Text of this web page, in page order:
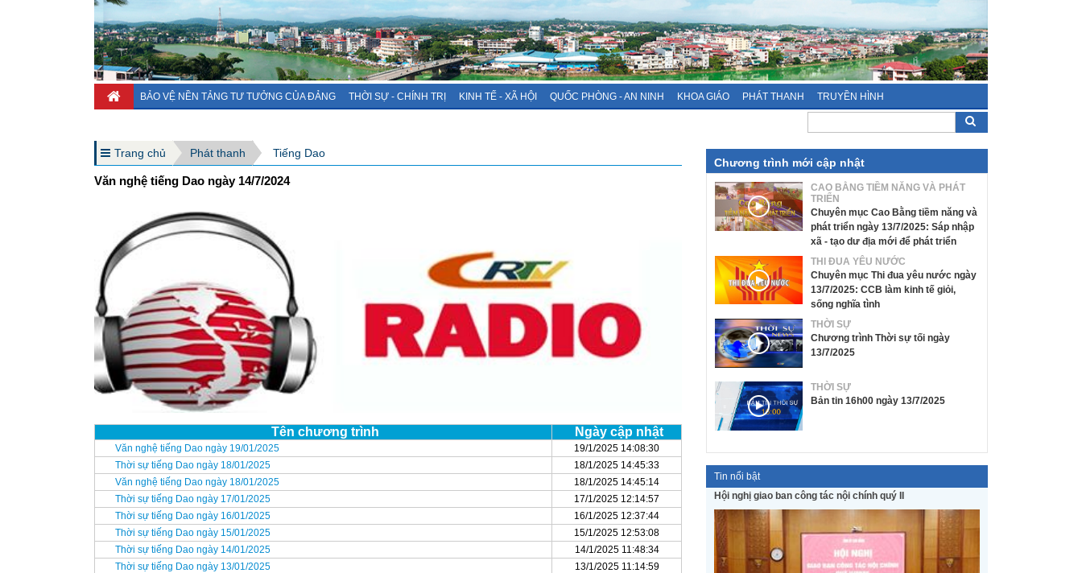
BẢO VỆ NỀN TẢNG TƯ TƯỞNG CỦA ĐẢNG THỜI SỰ - CHÍNH TRỊ KINH TẾ - XÃ HỘI QUỐC PHÒNG - AN NINH KHOA GIÁO PHÁT THANH TRUYỀN HÌNH
Trang chủ Phát thanh Tiếng Dao
Văn nghệ tiếng Dao ngày 14/7/2024
Tên chương trình Ngày cập nhật
Văn nghệ tiếng Dao ngày 19/01/2025
19/1/2025 14:08:30
Thời sự tiếng Dao ngày 18/01/2025
18/1/2025 14:45:33
Văn nghệ tiếng Dao ngày 18/01/2025
18/1/2025 14:45:14
Thời sự tiếng Dao ngày 17/01/2025
17/1/2025 12:14:57
Thời sự tiếng Dao ngày 16/01/2025
16/1/2025 12:37:44
Thời sự tiếng Dao ngày 15/01/2025
15/1/2025 12:53:08
Thời sự tiếng Dao ngày 14/01/2025
14/1/2025 11:48:34
Thời sự tiếng Dao ngày 13/01/2025
13/1/2025 11:14:59
Chương trình mới cập nhật
CAO BẰNG TIỀM NĂNG VÀ PHÁT
TRIỂN
Chuyên mục Cao Bằng tiềm năng và
phát triển ngày 13/7/2025: Sáp nhập
xã - tạo dư địa mới để phát triển
THI ĐUA YÊU NƯỚC
Chuyên mục Thi đua yêu nước ngày
13/7/2025: CCB làm kinh tế giỏi,
sống nghĩa tình
THỜI SỰ
Chương trình Thời sự tối ngày
13/7/2025
THỜI SỰ
Bản tin 16h00 ngày 13/7/2025
Tin nổi bật
Hội nghị giao ban công tác nội chính quý II